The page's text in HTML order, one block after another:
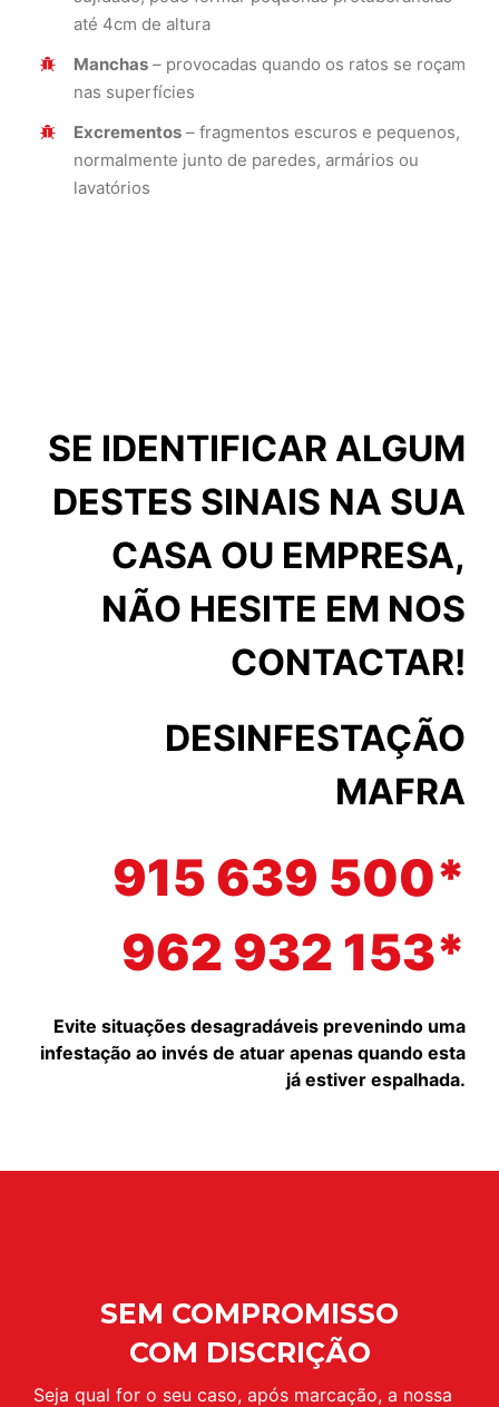
até 4cm de altura
Manchas – provocadas quando os ratos se roçam
nas superfícies
Excrementos – fragmentos escuros e pequenos,
normalmente junto de paredes, armários ou
lavatórios
SE IDENTIFICAR ALGUM
DESTES SINAIS NA SUA
CASA OU EMPRESA,
NÃO HESITE EM NOS
CONTACTAR!
DESINFESTAÇÃO
MAFRA
915 639 500*
962 932 153*
Evite situações desagradáveis prevenindo uma
infestação ao invés de atuar apenas quando esta
já estiver espalhada.
SEM COMPROMISSO
COM DISCRIÇÃO
Seja qual for o seu caso, após marcação, a nossa